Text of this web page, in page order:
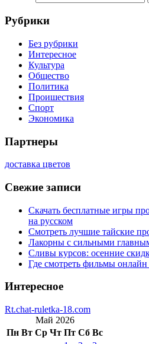
Рубрики
Без рубрики
Интересное
Культура
Общество
Политика
Проишествия
Спорт
Экономика
Партнеры
доставка цветов
Свежие записи
Скачать бесплатные игры
на русском
Смотреть лучшие тайские
Лакорны с сильными
Сливы курсов: осенние
Где смотреть фильмы онлайн
Интересное
Rt.chat-ruletka-18.com
Май 2026
Пн Вт Ср Чт Пт Сб Вс